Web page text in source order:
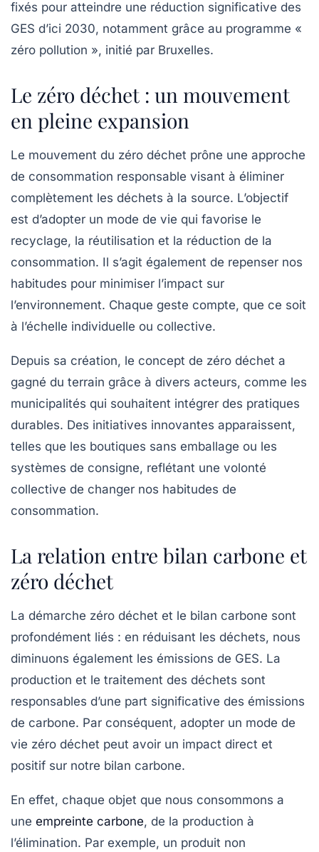
fixés pour atteindre une réduction significative des
GES d’ici 2030, notamment grâce au programme «
zéro pollution », initié par Bruxelles.
Le zéro déchet : un mouvement
en pleine expansion
Le mouvement du zéro déchet prône une approche
de consommation responsable visant à éliminer
complètement les déchets à la source. L’objectif
est d’adopter un mode de vie qui favorise le
recyclage, la réutilisation et la réduction de la
consommation. Il s’agit également de repenser nos
habitudes pour minimiser l’impact sur
l’environnement. Chaque geste compte, que ce soit
à l’échelle individuelle ou collective.
Depuis sa création, le concept de zéro déchet a
gagné du terrain grâce à divers acteurs, comme les
municipalités qui souhaitent intégrer des pratiques
durables. Des initiatives innovantes apparaissent,
telles que les boutiques sans emballage ou les
systèmes de consigne, reflétant une volonté
collective de changer nos habitudes de
consommation.
La relation entre bilan carbone et
zéro déchet
La démarche zéro déchet et le bilan carbone sont
profondément liés : en réduisant les déchets, nous
diminuons également les émissions de GES. La
production et le traitement des déchets sont
responsables d’une part significative des émissions
de carbone. Par conséquent, adopter un mode de
vie zéro déchet peut avoir un impact direct et
positif sur notre bilan carbone.
En effet, chaque objet que nous consommons a
une empreinte carbone, de la production à
l’élimination. Par exemple, un produit non